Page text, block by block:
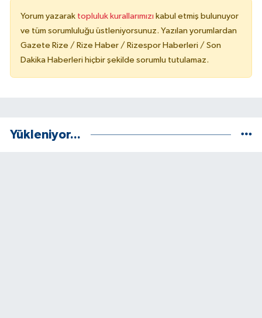
Yorum yazarak topluluk kurallarımızı kabul etmiş bulunuyor
ve tüm sorumluluğu üstleniyorsunuz. Yazılan yorumlardan
Gazete Rize / Rize Haber / Rizespor Haberleri / Son
Dakika Haberleri hiçbir şekilde sorumlu tutulamaz.
Yükleniyor...